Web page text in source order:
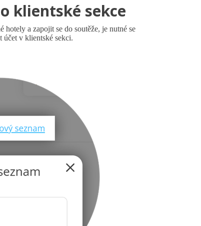
klientské sekce
hotely a zapojit se do soutěže, je nutné se
v klientské sekci.